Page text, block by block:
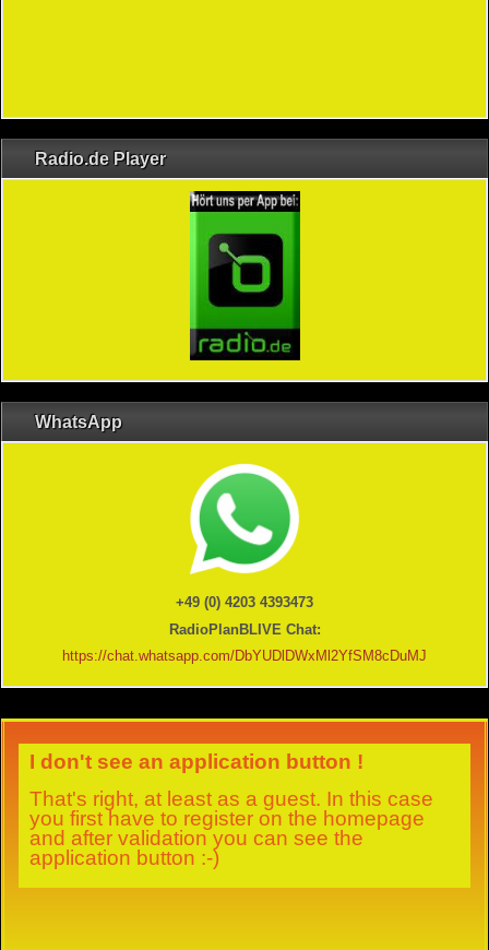
Radio.de Player
WhatsApp
+49 (0) 4203 4393473
RadioPlanBLIVE Chat:
https://chat.whatsapp.com/DbYUDlDWxMl2YfSM8cDuMJ
I don't see an application button !
That's right, at least as a guest. In this case
you first have to register on the homepage
and after validation you can see the
application button :-)